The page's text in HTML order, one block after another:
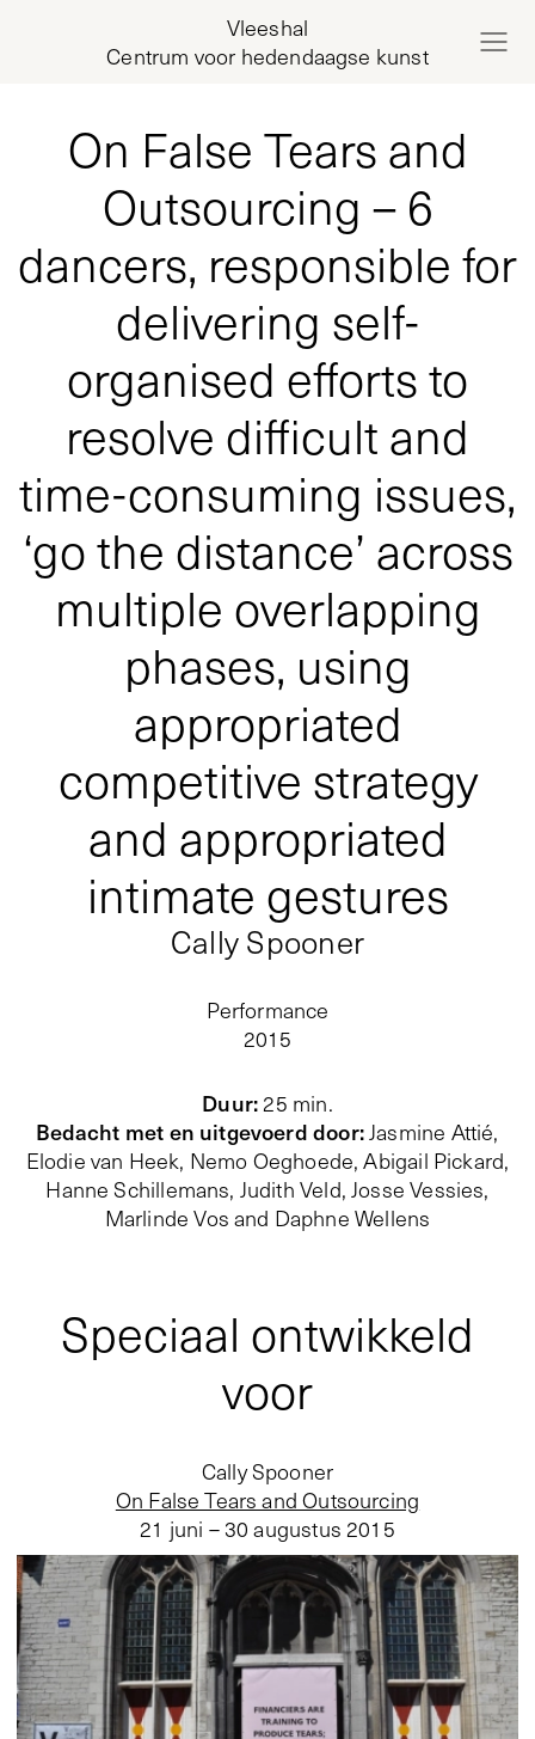
Vleeshal
Centrum voor hedendaagse kunst
On False Tears and
Outsourcing – 6
dancers, responsible for
delivering self-
organised efforts to
resolve difficult and
time-consuming issues,
‘go the distance’ across
multiple overlapping
phases, using
appropriated
competitive strategy
and appropriated
intimate gestures
Cally Spooner
Performance
2015
Duur:25 min.
Bedacht met en uitgevoerd door:Jasmine Attié,
Elodie van Heek, Nemo Oeghoede, Abigail Pickard,
Hanne Schillemans, Judith Veld, Josse Vessies,
Marlinde Vos and Daphne Wellens
Speciaal ontwikkeld
voor
On False Tears and Outsourcing
Cally Spooner
21 juni – 30 augustus 2015